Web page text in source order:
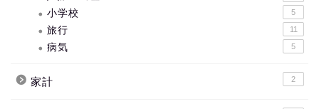
小学校 5
旅行 11
病気 5
家計 2